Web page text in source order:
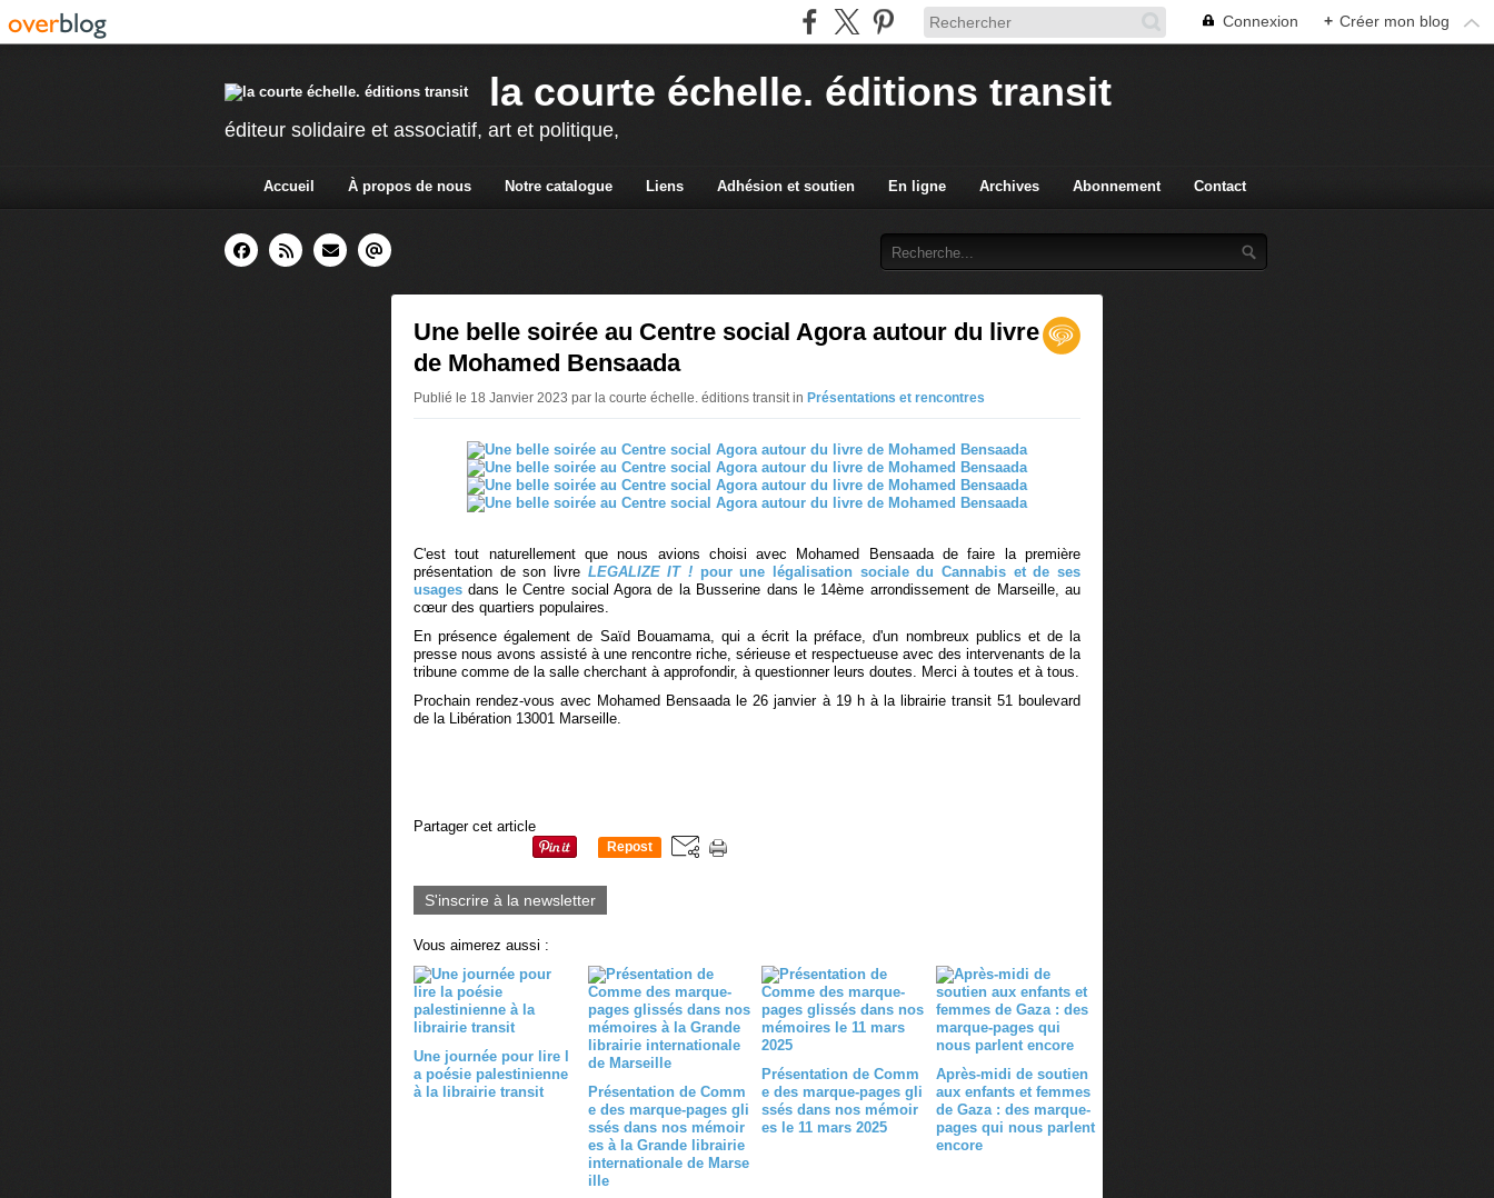
Connexion + Créer mon blog
la courte échelle. éditions transit
éditeur solidaire et associatif, art et politique,
Accueil À propos de nous Notre catalogue Liens Adhésion et soutien En ligne Archives Abonnement Contact
Une belle soirée au Centre social Agora autour du livre
de Mohamed Bensaada
Publié le 18 Janvier 2023 par la courte échelle. éditions transit in Présentations et rencontres
C'est tout naturellement que nous avions choisi avec Mohamed Bensaada de faire la première
présentation de son livre LEGALIZE IT ! pour une légalisation sociale du Cannabis et de ses
usagesdans le Centre social Agora de la Busserine dans le 14ème arrondissement de Marseille, au
cœur des quartiers populaires.
En présence également de Saïd Bouamama, qui a écrit la préface, d'un nombreux publics et de la
presse nous avons assisté à une rencontre riche, sérieuse et respectueuse avec des intervenants de la
tribune comme de la salle cherchant à approfondir, à questionner leurs doutes. Merci à toutes et à tous.
Prochain rendez-vous avec Mohamed Bensaada le 26 janvier à 19 h à la librairie transit 51 boulevard
de la Libération 13001 Marseille.
Partager cet article
Repost
S'inscrire à la newsletter
Vous aimerez aussi :
Une journée pour lire l
a poésie palestinienne
à la librairie transit
Présentation de Comm
e des marque-pages gli
ssés dans nos mémoir
es à la Grande librairie
internationale de Marse
ille
Présentation de Comm
e des marque-pages gli
ssés dans nos mémoir
es le 11 mars 2025
Après-midi de soutien
aux enfants et femmes
de Gaza : des marque-
pages qui nous parlent
encore